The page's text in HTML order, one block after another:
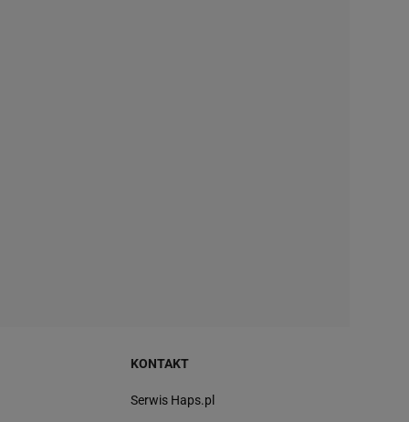
KONTAKT
Serwis Haps.pl